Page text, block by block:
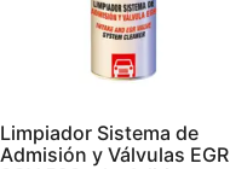
Limpiador Sistema de
Admisión y Válvulas EGR